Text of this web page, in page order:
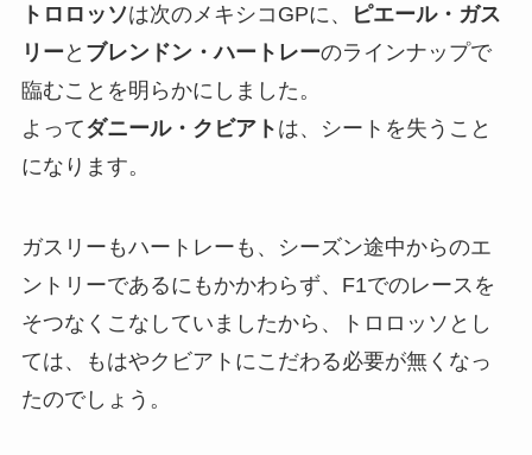
トロロッソは次のメキシコGPに、
ピエール・ガス
リー と ブレンドン・ハートレーのラインナップで
臨むことを明らかにしました。
よってダニール・クビアト は、シートを失うこと
になります。
ガスリーもハートレーも、シーズン途中からのエ
ントリーであるにもかかわらず、F1でのレースを
そつなくこなしていましたから、トロロッソとし
ては、もはやクビアトにこだわる必要が無くなっ
たのでしょう。